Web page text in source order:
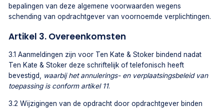
bepalingen van deze algemene voorwaarden wegens
schending van opdrachtgever van voornoemde verplichtingen.
Artikel 3. Overeenkomsten
3.1 Aanmeldingen zijn voor Ten Kate & Stoker bindend nadat
Ten Kate & Stoker deze schriftelijk of telefonisch heeft
bevestigd, waarbij het annulerings- en verplaatsingsbeleid van
toepassing is conform artikel 11.
3.2 Wijzigingen van de opdracht door opdrachtgever binden